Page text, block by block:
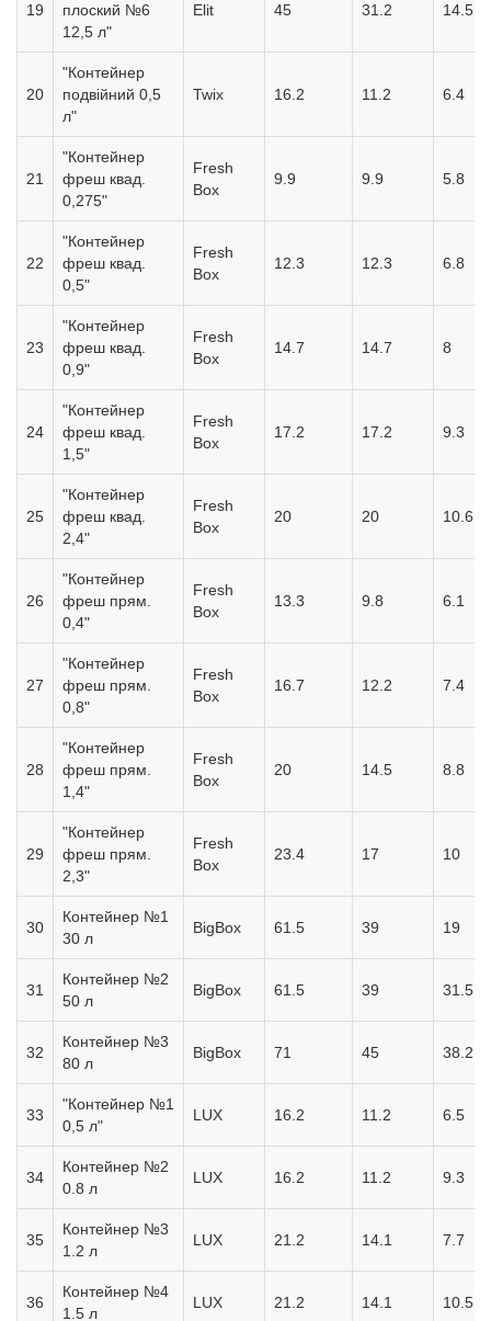
19
плоский №6
12,5 л"
Elit 45 31.2 14.5
20
"Контейнер
подвійний 0,5
л"
Twix 16.2 11.2 6.4
21
"Контейнер
фреш квад.
0,275"
Fresh
Box
9.9 9.9 5.8
22
"Контейнер
фреш квад.
0,5"
Fresh
Box
12.3 12.3 6.8
23
"Контейнер
фреш квад.
0,9"
Fresh
Box
14.7 14.7 8
24
"Контейнер
фреш квад.
1,5"
Fresh
Box
17.2 17.2 9.3
25
"Контейнер
фреш квад.
2,4"
Fresh
Box
20 20 10.6
26
"Контейнер
фреш прям.
0,4"
Fresh
Box
13.3 9.8 6.1
27
"Контейнер
фреш прям.
0,8"
Fresh
Box
16.7 12.2 7.4
28
"Контейнер
фреш прям.
1,4"
Fresh
Box
20 14.5 8.8
29
"Контейнер
фреш прям.
2,3"
Fresh
Box
23.4 17 10
30
Контейнер №1
30 л
BigBox 61.5 39 19
31
Контейнер №2
50 л
BigBox 61.5 39 31.5
32
Контейнер №3
80 л
BigBox 71 45 38.2
33
"Контейнер №1
0,5 л"
LUX 16.2 11.2 6.5
34
Контейнер №2
0.8 л
LUX 16.2 11.2 9.3
35
Контейнер №3
1.2 л
LUX 21.2 14.1 7.7
36
Контейнер №4
1.5 л
LUX 21.2 14.1 10.5